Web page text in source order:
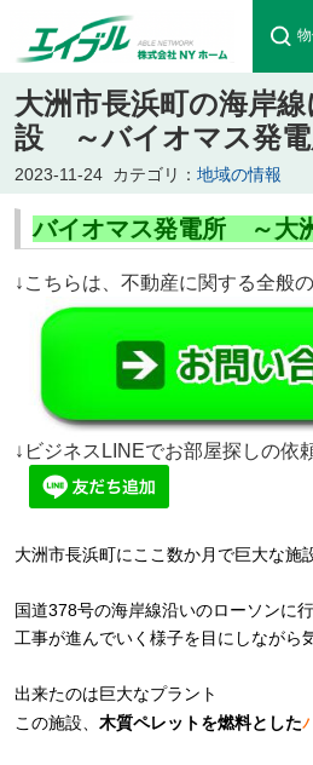
大洲市長浜町の海岸
設 ～バイオマス発電
2023-11-24 カテゴリ： 地域の情報
バイオマス発電所 ～大
↓こちらは、不動産に関する全般
↓ビジネスLINEでお部屋探しの依
大洲市長浜町にここ数か月で巨大な施
国道378号の海岸線沿いのローソンに
工事が進んでいく様子を目に しながら
出来たのは巨大なプラント
この施設、 木質ペレットを燃料とした